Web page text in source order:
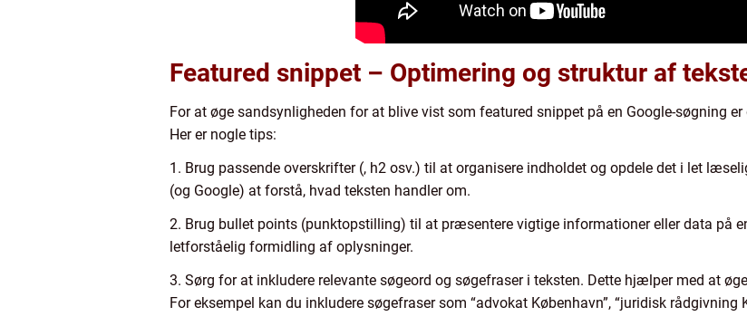
Featured snippet – Optimering og struktur af
For at øge sandsynligheden for at blive vist som featured snippet på en Google-søgning
Her er nogle tips:
1. Brug passende overskrifter (, h2 osv.) til at organisere indholdet og opdele det i let
(og Google) at forstå, hvad teksten handler om.
2. Brug bullet points (punktopstilling) til at præsentere vigtige informationer eller data på
letforståelig formidling af oplysninger.
3. Sørg for at inkludere relevante søgeord og søgefraser i teksten. Dette hjælper med at
For eksempel kan du inkludere søgefraser som “advokat København”, “juridisk rådgivning